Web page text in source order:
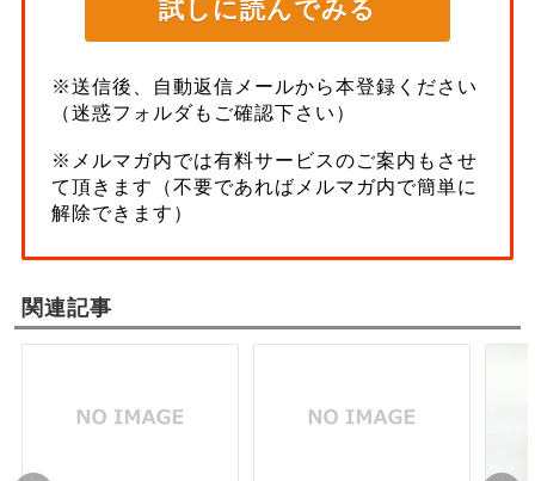
※送信後、自動返信メールから本登録ください
（迷惑フォルダもご確認下さい）
※メルマガ内では有料サービスのご案内もさせ
て頂きます（不要であればメルマガ内で簡単に
解除できます）
関連記事